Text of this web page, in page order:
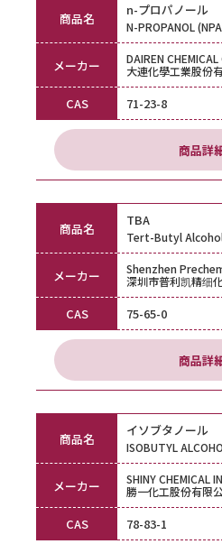
商品名 n-プロパノール
N-PROPANOL
メーカー
DAIREN
大連化學工業股份
CAS 71-23-8
商品詳
商品名 TBA
Tert-Butyl
メーカー
Shenzhen
深圳市普利凯精细
CAS 75-65-0
商品詳
商品名 イソブタノール
ISOBUTYL
メーカー
SHINY CHEMICAL
勝一化工股份有限
CAS 78-83-1